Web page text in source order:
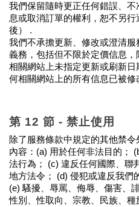
我們保留隨時更正任何錯誤、
息或取消訂單的權利，恕不另
後） .
我們不承擔更新、修改或澄清
義務，包括但不限於定價信息
相關網站上未指定更新或刷新
何相關網站上的所有信息已被修
第 12 節 - 禁止使用
除了服務條款中規定的其他禁
內容：(a) 用於任何非法目的；
法行為； (c) 違反任何國際、聯
地方法令； (d) 侵犯或違反我們
(e) 騷擾、辱罵、侮辱、傷害、
性別、性取向、宗教、民族、